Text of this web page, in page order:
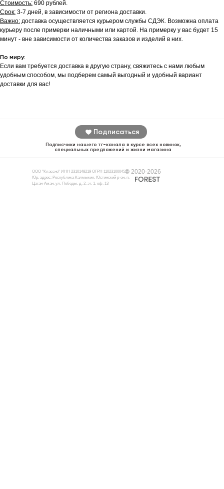
Стоимость: 690 рублей.
Срок: 3-7 дней, в зависимости от региона доставки.
Важно: доставка осуществляется курьером службы СДЭК. Возможна оплата
курьеру после примерки наличными или картой. На примерку у вас будет 15
минут - вне зависимости от количества заказов и изделий в них.
По миру:
Если вам требуется доставка в другую страну, свяжитесь с нами любым
удобным способом, мы подберем самый выгодный и удобный вариант
доставки для вас!
Подписаться
Подписчики нашего тг-канала в курсе всех новинок,
специальных предложений и жизни магазина
© 2020-2026
ООО "Классно" ИНН 2310148219 ОГРН 1102310004510
Юр. адрес: Республика Калмыкия, Юстинский р-он, п.
Цаган-Аман, ул. Победы, д. 2, эт. 1, оф. 13